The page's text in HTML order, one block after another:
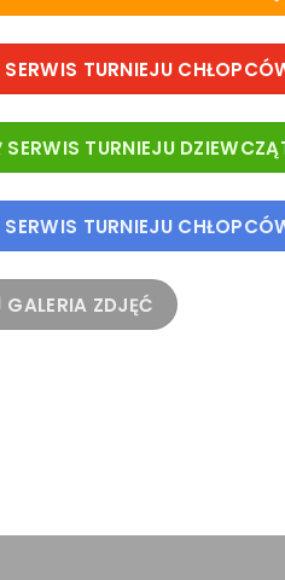
SERWIS TURNIEJU
SERWIS TURNIEJU
SERWIS TURNIEJU
GALERIA ZDJĘĆ